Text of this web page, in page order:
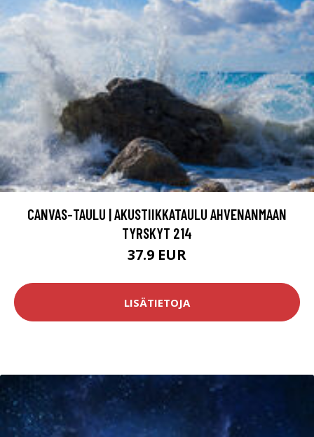
CANVAS-TAULU | AKUSTIIKKATAULU AHVENANMAAN
TYRSKYT 214
37.9 EUR
LISÄTIETOJA